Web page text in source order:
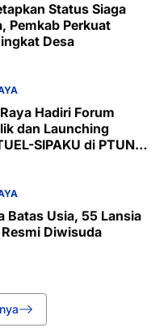
Status Siaga
Pemkab Perkuat
Desa
Hadiri Forum
dan Launching
SIPAKU di PTUN
Batas Usia, 55 Lansia
Diwisuda